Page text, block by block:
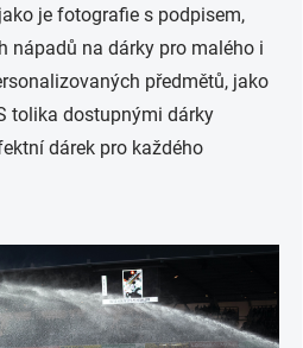
je fotografie s podpisem,
nápadů na dárky pro malého i
předmětů, jako
tolika dostupnými dárky
dárek pro každého